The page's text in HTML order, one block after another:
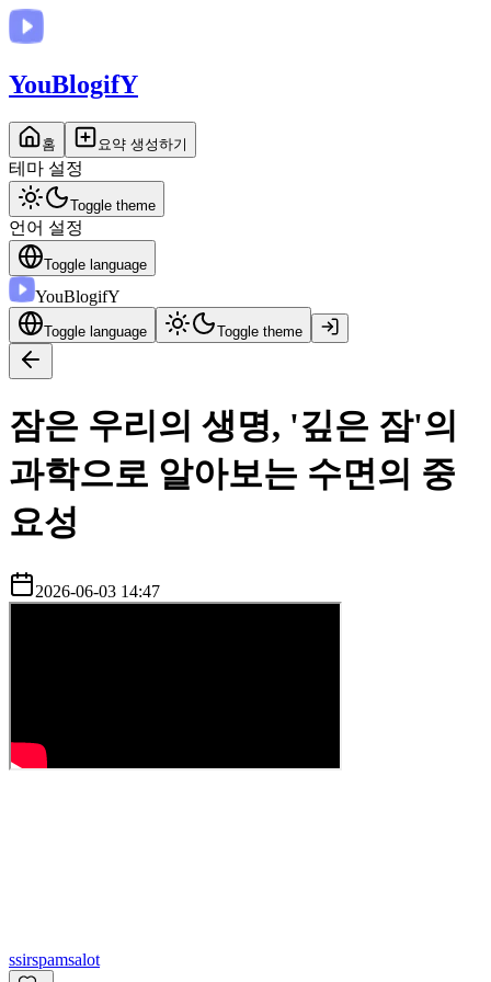
YouBlogifY
홈 요약 생성하기
테마 설정
Toggle theme
언어 설정
Toggle language
YouBlogifY
Toggle language Toggle theme
잠은 우리의 생명, '깊은 잠'의
과학으로 알아보는 수면의 중
요성
2026-06-03 14:47
ssirspamsalot